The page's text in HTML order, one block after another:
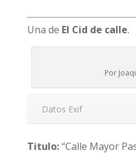
Una de El Cid de calle.
Por
Datos Exif
Titulo:“Calle Mayor